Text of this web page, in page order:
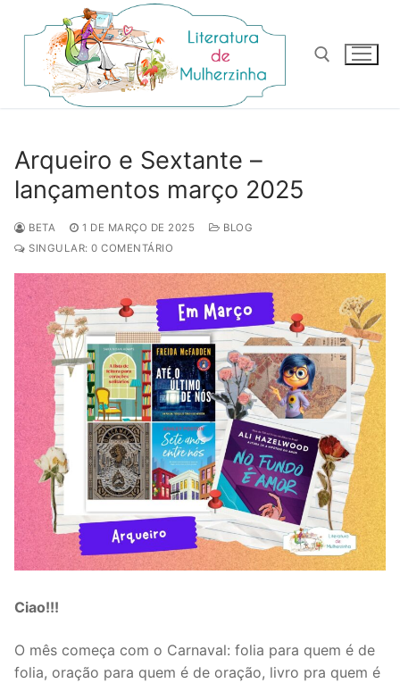
para
conteúdo
Arqueiro e Sextante –
lançamentos março 2025
BETA 1 DE MARÇO DE 2025
BLOG
SINGULAR: 0 COMENTÁRIO
Ciao!!!
O mês começa com o Carnaval: folia para quem é de
folia, oração para quem é de oração, livro pra quem é